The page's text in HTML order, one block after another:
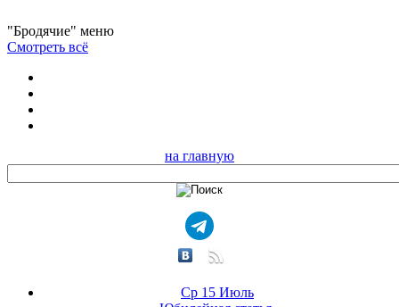
"Бродячие" меню
Смотреть всё
на главную
Ср 15 Июль